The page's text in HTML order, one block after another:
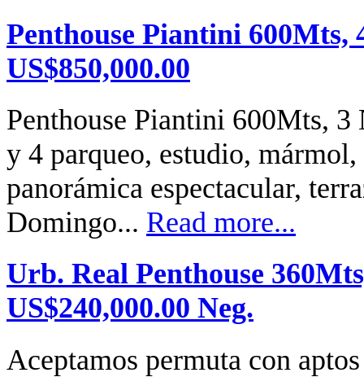
Penthouse Piantini 600Mts,
US$850,000.00
Penthouse Piantini 600Mts,
y 4 parqueo, estudio,
panorámica espectacular,
Domingo... Read more...
Urb. Real Penthouse
US$240,000.00 Neg.
Aceptamos permuta con